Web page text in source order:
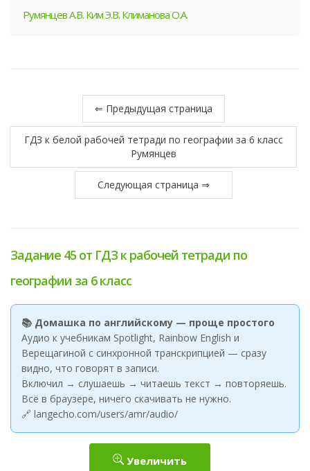
Румянцев А.В. Ким Э.В. Климанова О.А.
⇐ Предыдущая страница
ГДЗ к белой рабочей тетради по географии за 6 класс
Румянцев
Следующая страница ⇒
Задание 45 от ГДЗ к рабочей тетради по
географии за 6 класс
📚 Домашка по английскому — проще простого
Аудио к учебникам Spotlight, Rainbow English и
Верещагиной с синхронной транскрипцией — сразу
видно, что говорят в записи.
Включил → слушаешь → читаешь текст → повторяешь.
Всё в браузере, ничего скачивать не нужно.
🔗 langecho.com/users/amr/audio/
Увеличить